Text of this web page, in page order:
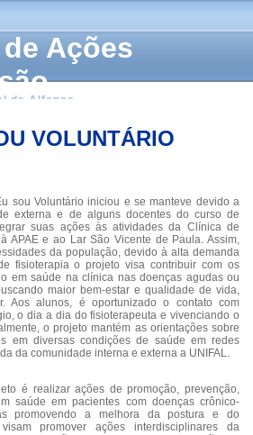
Ações
de Alfenas
VOLUNTÁRIO
sou Voluntário iniciou e se manteve devido a
externa e de alguns docentes do curso de
suas ações às atividades da Clínica de
APAE e ao Lar São Vicente de Paula. Assim,
da população, devido à alta demanda
fisioterapia o projeto visa contribuir com os
em saúde na clínica nas doenças agudas ou
maior bem-estar e qualidade de vida,
Aos alunos, é oportunizado o contato com
o dia a dia do fisioterapeuta e vivenciando o
o projeto mantém as orientações sobre
em diversas condições de saúde em redes
da comunidade interna e externa a UNIFAL.
é realizar ações de promoção, prevenção,
saúde em pacientes com doenças crônico-
promovendo a melhora da postura e do
promover ações interdisciplinares da